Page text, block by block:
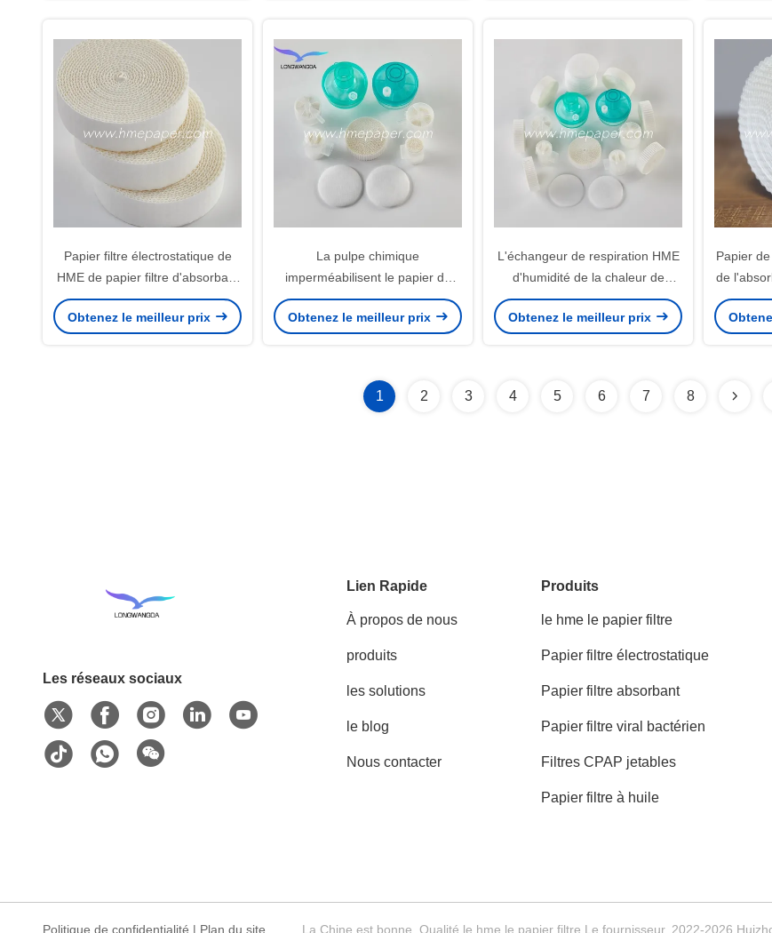
Papier filtre électrostatique de
HME de papier filtre d'absorbant
médical d'humidité 0.01kg
Obtenez le meilleur prix
La pulpe chimique
imperméabilisent le papier de
crêpe pour le système de
respiration médical HME
Obtenez le meilleur prix
L'échangeur de respiration HME
d'humidité de la chaleur de
système le petit pain humide de
papier de crêpe de papier filtre
Obtenez le meilleur prix
Papier
de
de
1 2 3 4 5 6 7 8
Les réseaux sociaux
Lien Rapide
À propos de nous
produits
les solutions
le blog
Nous contacter
Produits
le hme le papier filtre
Papier filtre électrostatique
Papier filtre absorbant
Papier filtre viral bactérien
Filtres CPAP jetables
Papier filtre à huile
Politique de confidentialité | Plan du site La Chine est bonne. Qualité le hme le papier filtre Le fournisseur. 2022-2026